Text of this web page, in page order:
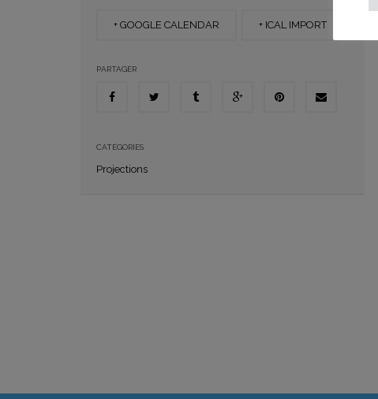
+ GOOGLE CALENDAR + ICAL IMPORT
PARTAGER
CATÉGORIES
Projections